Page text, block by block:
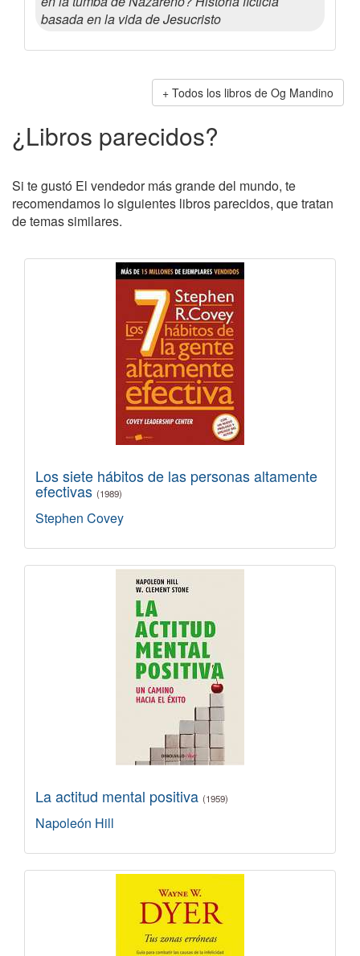
basada en la vida de Jesucristo
Todos los libros de Og Mandino
¿Libros parecidos?
Si te gustó El vendedor más grande del mundo, te
recomendamos lo siguientes libros parecidos, que tratan
de temas similares.
Los siete hábitos de las personas altamente
efectivas (1989)
Stephen Covey
La actitud mental positiva (1959)
Napoleón Hill